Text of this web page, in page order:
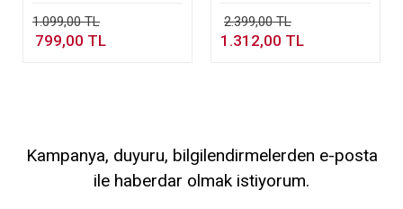
1.099,00 TL
799,00 TL
2.399,00 TL
1.312,00 TL
Kampanya, duyuru, bilgilendirmelerden e-posta
ile haberdar olmak istiyorum.